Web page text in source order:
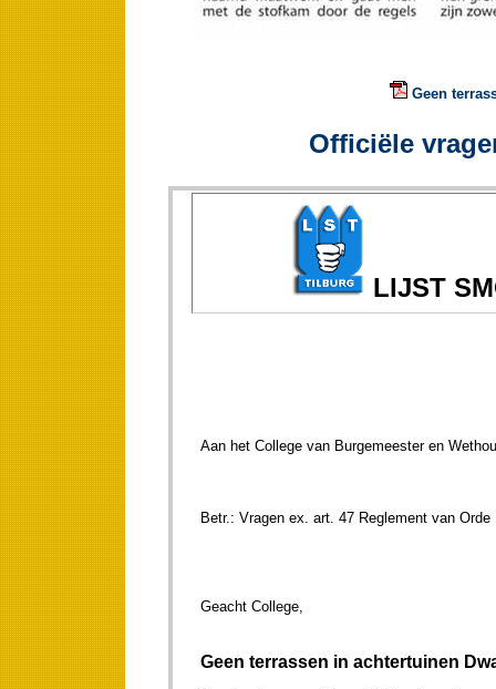
Geen
Officiële
LIJST
Aan het College van Burgemeester en
Betr.: Vragen ex. art. 47
Geacht
Geen terrassen in achtertuinen